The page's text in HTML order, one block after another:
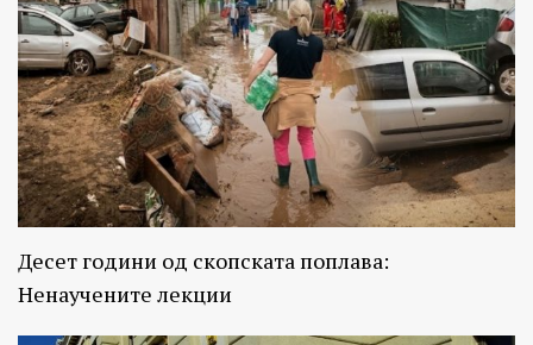
Десет години од скопската поплава:
Ненаучените лекции